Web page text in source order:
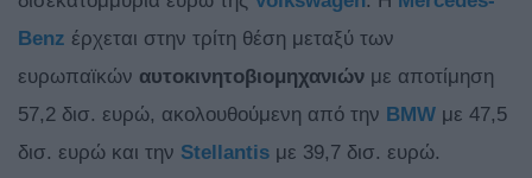
Benz έρχεται στην τρίτη θέση μεταξύ των
ευρωπαϊκών αυτοκινητοβιομηχανιών με αποτίμηση
57,2 δισ. ευρώ, ακολουθούμενη από την BMW με 47,5
δισ. ευρώ και την Stellantis με 39,7 δισ. ευρώ.